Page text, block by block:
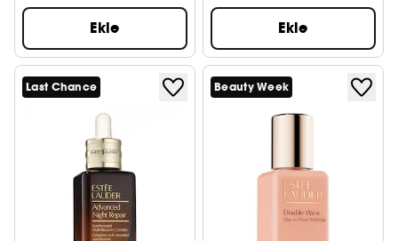
Ekle Ekle
Last Chance Beauty Week